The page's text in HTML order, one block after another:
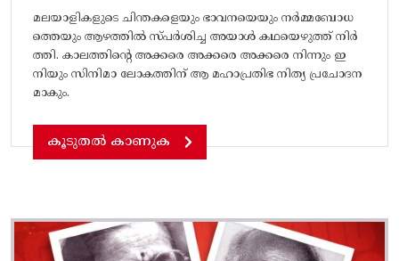
മലയാളികളുടെ ചിന്തകളെയും ഭാവനയെയും നർമ്മബോധ
ത്തെയും ആഴത്തിൽ സ്പർശിച്ച അയാൾ കഥയെഴുത്ത് നിർ
ത്തി. കാലത്തിൻ്റെ അക്കരെ അക്കരെ അക്കരെ നിന്നും ഇ
നിയും സിനിമാ ലോകത്തിന് ആ മഹാപ്രതിഭ നിത്യ പ്രചോദന
മാകും.
കൂടുതൽ കാണുക